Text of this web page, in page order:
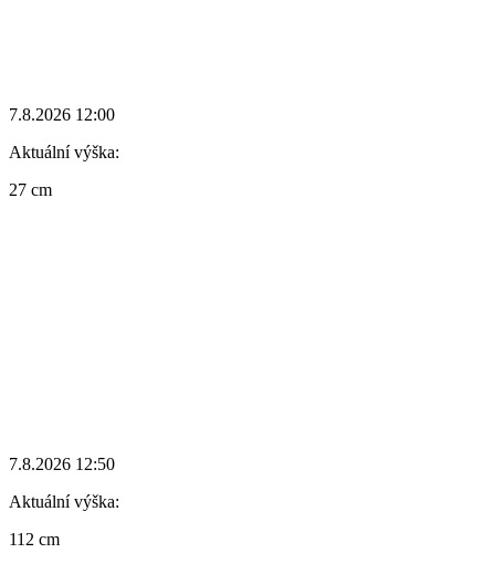
7.8.2026 12:00
Aktuální výška:
27 cm
7.8.2026 12:50
Aktuální výška:
112 cm